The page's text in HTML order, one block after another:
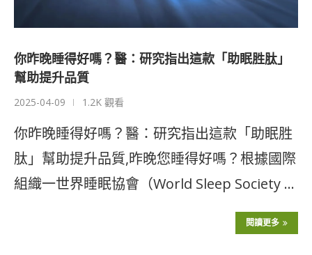
你昨晚睡得好嗎？醫：研究指出這款「助眠胜肽」
幫助提升品質
2025-04-09 1.2K 觀看
你昨晚睡得好嗎？醫：研究指出這款「助眠胜
肽」幫助提升品質,昨晚您睡得好嗎？根據國際
組織一世界睡眠協會（World Sleep Society …
閱讀更多